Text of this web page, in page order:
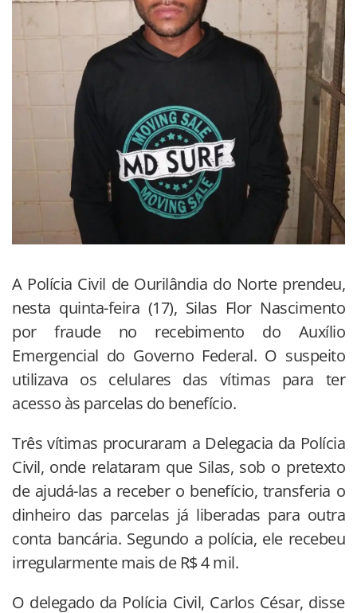
A Polícia Civil de Ourilândia do Norte prendeu,
nesta quinta-feira (17), Silas Flor Nascimento
por fraude no recebimento do Auxílio
Emergencial do Governo Federal. O suspeito
utilizava os celulares das vítimas para ter
acesso às parcelas do benefício.
Três vítimas procuraram a Delegacia da Polícia
Civil, onde relataram que Silas, sob o pretexto
de ajudá-las a receber o benefício, transferia o
dinheiro das parcelas já liberadas para outra
conta bancária. Segundo a polícia, ele recebeu
irregularmente mais de R$ 4 mil.
O delegado da Polícia Civil, Carlos César, disse